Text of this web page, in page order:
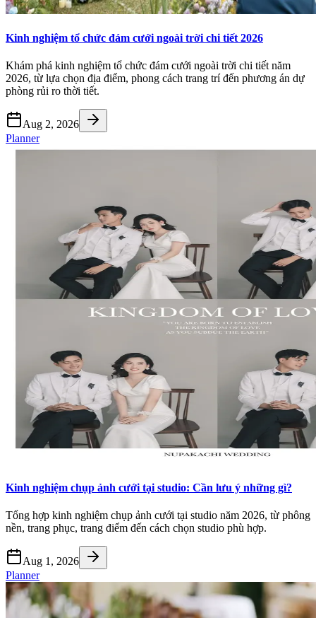
Kinh nghiệm tổ chức đám cưới ngoài trời chi tiết 2026
Khám phá kinh nghiệm tổ chức đám cưới ngoài trời chi tiết năm
2026, từ lựa chọn địa điểm, phong cách trang trí đến phương án dự
phòng rủi ro thời tiết.
Aug 2, 2026
Planner
Kinh nghiệm chụp ảnh cưới tại studio: Cần lưu ý những gì?
Tổng hợp kinh nghiệm chụp ảnh cưới tại studio năm 2026, từ phông
nền, trang phục, trang điểm đến cách chọn studio phù hợp.
Aug 1, 2026
Planner